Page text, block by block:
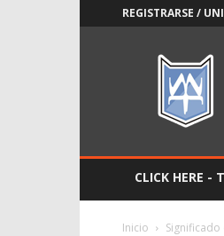
REGISTRARSE /
Miedoteca
CLICK HERE -
Inicio